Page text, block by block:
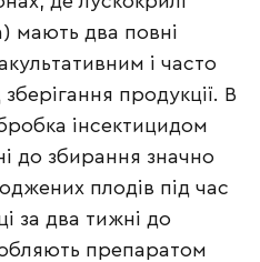
мають два повні
і часто
продукції. В
інсектицидом
до збирання значно
плодів під час
за два тижні до
препаратом